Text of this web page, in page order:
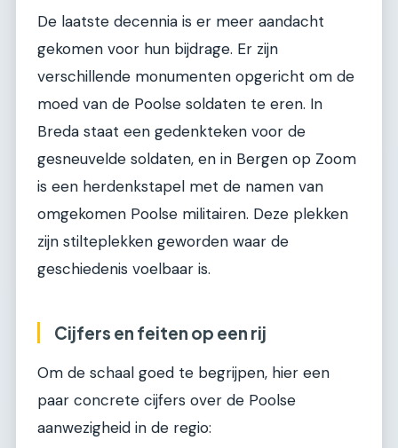
De laatste decennia is er meer aandacht
gekomen voor hun bijdrage. Er zijn
verschillende monumenten opgericht om de
moed van de Poolse soldaten te eren. In
Breda staat een gedenkteken voor de
gesneuvelde soldaten, en in Bergen op Zoom
is een herdenkstapel met de namen van
omgekomen Poolse militairen. Deze plekken
zijn stilteplekken geworden waar de
geschiedenis voelbaar is.
Cijfers en feiten op een rij
Om de schaal goed te begrijpen, hier een
paar concrete cijfers over de Poolse
aanwezigheid in de regio: